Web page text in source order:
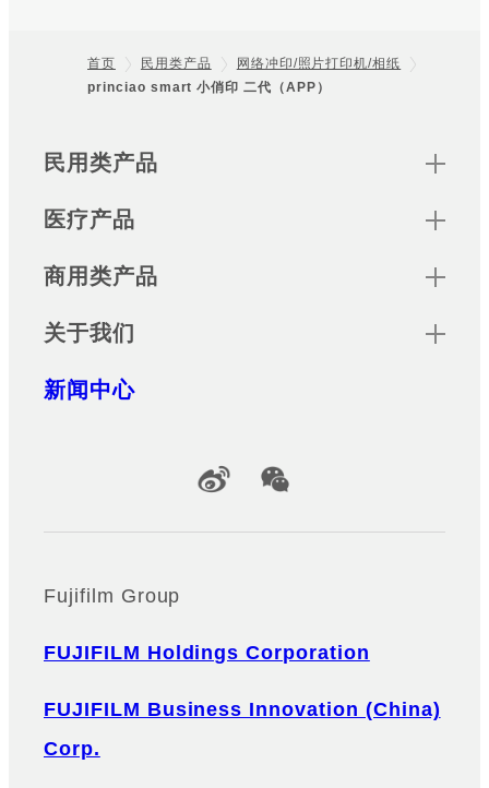
Footer
首页 民用类产品
网络冲印/照片打印机/相纸
princiao smart 小俏印 二代（APP）
Sitemap
民用类产品
医疗产品
商用类产品
关于我们
新闻中心
Official Social Media Accounts
Fujifilm Group
FUJIFILM Holdings Corporation
FUJIFILM Business Innovation (China)
Corp.